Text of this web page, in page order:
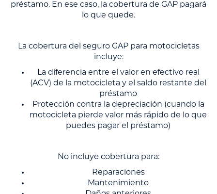
préstamo. En ese caso, la cobertura de GAP pagará
lo que quede.
La cobertura del seguro GAP para motocicletas
incluye:
La diferencia entre el valor en efectivo real
(ACV) de la motocicleta y el saldo restante del
préstamo
Protección contra la depreciación (cuando la
motocicleta pierde valor más rápido de lo que
puedes pagar el préstamo)
No incluye cobertura para:
Reparaciones
Mantenimiento